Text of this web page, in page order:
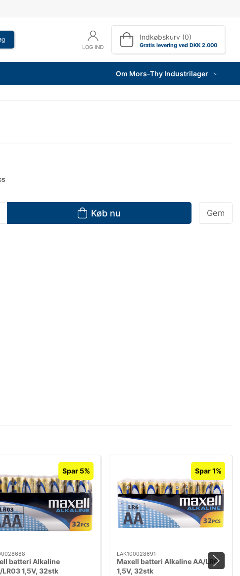
LOG IND
Indkøbskurv (0)
Gratis levering ved DKK 2.000
Om Mors-Thy Industrilager
Køb nu Gem
Spar 5%
batteri Alkaline
LR03 1,5V, 32stk
Spar 1%
LAK100028691
Maxell batteri Alkaline AA/LR6
1,5V, 32stk